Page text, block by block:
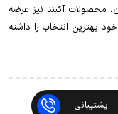
در کنار آن، محصولات آکبند نیز عرضه
بهترین انتخاب را داشته
پشتیبانی